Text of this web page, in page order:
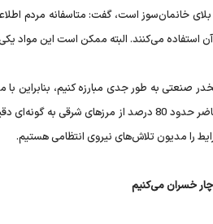
خانمان‌سوز است، گفت: متاسفانه مردم
استفاده می‌کنند. البته ممکن است این مواد
صنعتی به طور جدی مبارزه کنیم، بنابراین
منطقه‌ای، حضور فعال داشته‌ایم. در حال حاضر حدود
را مدیون تلاش‌های نیروی انتظامی هستیم.
خسران می‌کنیم